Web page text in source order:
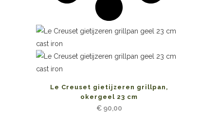
Le Creuset gietijzeren grillpan,
okergeel 23 cm
€90,00